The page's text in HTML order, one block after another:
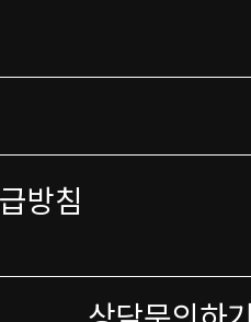
방침